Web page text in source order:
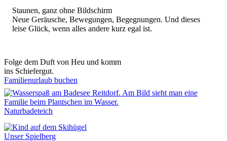
Staunen, ganz ohne Bildschirm
Neue Geräusche, Bewegungen, Begegnungen. Und dieses
leise Glück, wenn alles andere kurz egal ist.
Folge dem Duft von Heu und komm
ins Schiefergut.
Familienurlaub buchen
Naturbadeteich
Unser Spielberg